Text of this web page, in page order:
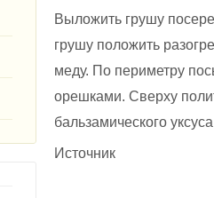
Выложить грушу
грушу положить
меду. По периметру
орешками. Сверху
бальзамического
Источник